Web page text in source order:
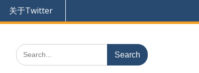
关于Twitter
Search
for: